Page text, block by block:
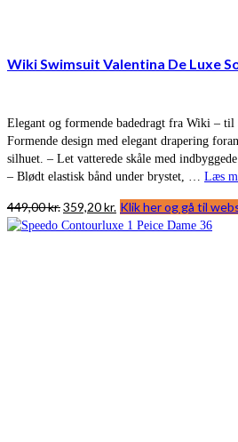
Wiki Swimsuit Valentina De Luxe
Elegant og formende badedragt fra Wiki – til
Formende design med elegant drapering
silhuet. – Let vatterede skåle med
– Blødt elastisk bånd under brystet, … Læs
449,00kr.Den
oprindelige
359,20kr. Den
aktuelle
Klik her og gå til